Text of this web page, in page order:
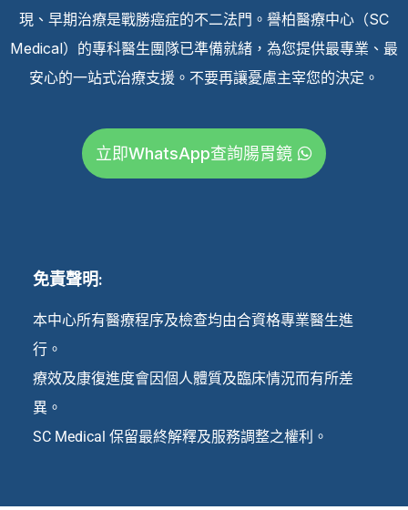
現、早期治療是戰勝癌症的不二法門。譽柏醫療中心（SC
Medical）的專科醫生團隊已準備就緒，為您提供最專業、最
安心的一站式治療支援。不要再讓憂慮主宰您的決定。
立即WhatsApp查詢腸胃鏡
免責聲明:
本中心所有醫療程序及檢查均由合資格專業醫生進
行。
療效及康復進度會因個人體質及臨床情況而有所差
異。
SC Medical 保留最終解釋及服務調整之權利。